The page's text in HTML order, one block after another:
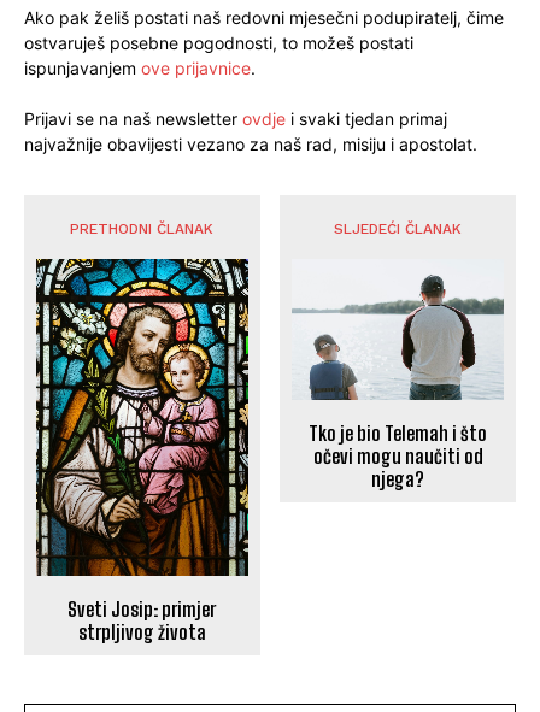
Ako pak želiš postati naš redovni mjesečni podupiratelj, čime
ostvaruješ posebne pogodnosti, to možeš postati
ispunjavanjem ove prijavnice.
Prijavi se na naš newsletter ovdje i svaki tjedan primaj
najvažnije obavijesti vezano za naš rad, misiju i apostolat.
PRETHODNI ČLANAK
Sveti Josip: primjer
strpljivog života
SLJEDEĆI ČLANAK
Tko je bio Telemah i što
očevi mogu naučiti od
njega?